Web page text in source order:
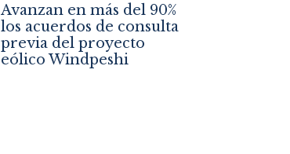
Avanzan en más del 90%
los acuerdos de consulta
previa del proyecto
eólico Windpeshi